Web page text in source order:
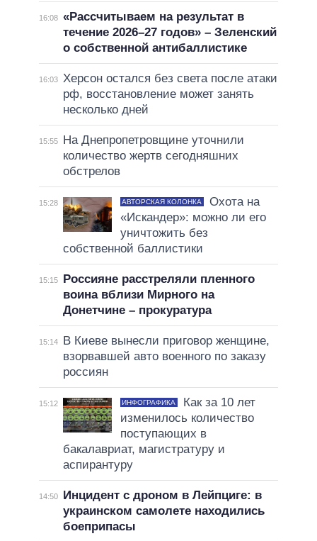
16:08 «Рассчитываем на результат в
течение 2026–27 годов» – Зеленский
о собственной антибаллистике
16:03 Херсон остался без света после атаки
рф, восстановление может занять
несколько дней
15:55
На Днепропетровщине уточнили
количество жертв сегодняшних
обстрелов
15:28 АВТОРСКАЯ КОЛОНКА
Охота на
«Искандер»: можно ли его
уничтожить без
собственной баллистики
15:15
Россияне расстреляли пленного
воина вблизи Мирного на
Донетчине – прокуратура
15:14
В Киеве вынесли приговор женщине,
взорвавшей авто военного по заказу
россиян
15:12 ИНФОГРАФИКА
Как за 10 лет
изменилось количество
поступающих в
бакалавриат, магистратуру и
аспирантуру
14:50
Инцидент с дроном в Лейпциге: в
украинском самолете находились
боеприпасы